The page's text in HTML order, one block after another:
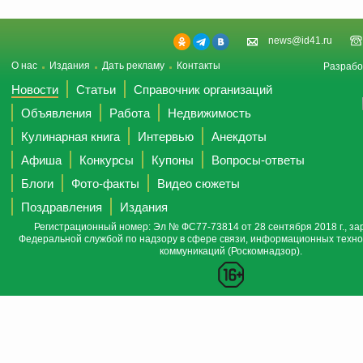
news@id41.ru
О нас Издания Дать рекламу Контакты
Новости Статьи
Справочник организаций
Объявления
Работа
Недвижимость
Кулинарная книга
Интервью
Анекдоты
Афиша
Конкурсы Купоны
Вопросы-ответы
Блоги
Фото-факты
Видео сюжеты
Поздравления
Издания
Регистрационный номер: Эл № ФС77-73814 от 28 сентября 2018 г.,
Федеральной службой по надзору в сфере связи, информационных
коммуникаций (Роскомнадзор).